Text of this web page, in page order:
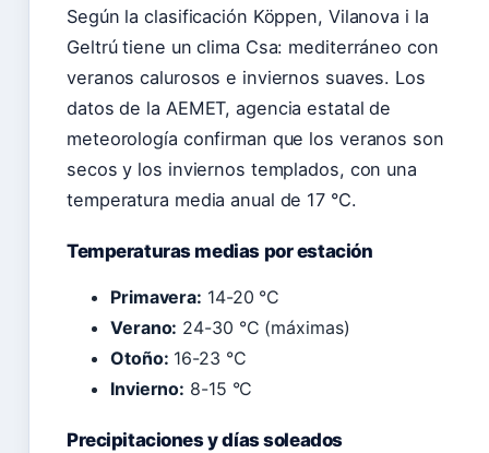
Según la clasificación Köppen, Vilanova i la
Geltrú tiene un clima Csa: mediterráneo con
veranos calurosos e inviernos suaves. Los
datos de la AEMET, agencia estatal de
meteorología confirman que los veranos son
secos y los inviernos templados, con una
temperatura media anual de 17 °C.
Temperaturas medias por estación
Primavera: 14-20 °C
Verano: 24-30 °C (máximas)
Otoño: 16-23 °C
Invierno: 8-15 °C
Precipitaciones y días soleados